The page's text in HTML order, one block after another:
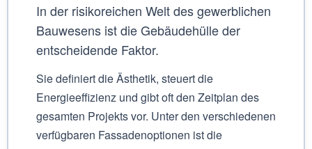
In der risikoreichen Welt des gewerblichen
Bauwesens ist die Gebäudehülle der
entscheidende Faktor.
Sie definiert die Ästhetik, steuert die
Energieeffizienz und gibt oft den Zeitplan des
gesamten Projekts vor. Unter den verschiedenen
verfügbaren Fassadenoptionen ist die